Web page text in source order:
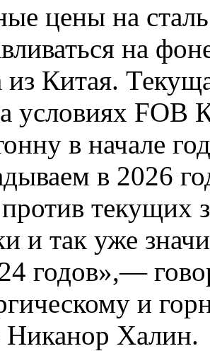
цены на
на
из Китая.
условиях FOB
в начале
в 2026
текущих
и так уже
годов»,—
и
Никанор Халин.